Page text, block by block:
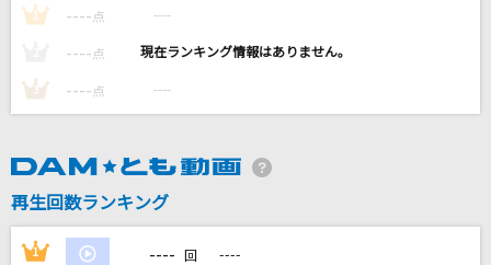
ダイヤモンドヴァージン
[良音]Ash Like Snow
the brilliant green
1 ---- 点 ----
---- 点 ----
3 ---- 点 ----
再生回数ランキング
1 ---- 回 ----